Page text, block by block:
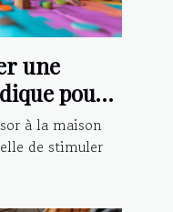
une
pour
à la maison
de stimuler